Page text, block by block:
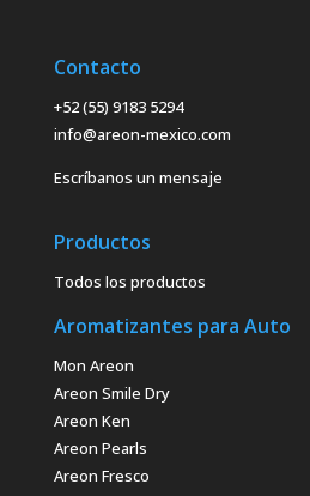
Contacto
+52 (55) 9183 5294
info@areon-mexico.com
Escríbanos un mensaje
Productos
Todos los productos
Aromatizantes para Auto
Mon Areon
Areon Smile Dry
Areon Ken
Areon Pearls
Areon Fresco